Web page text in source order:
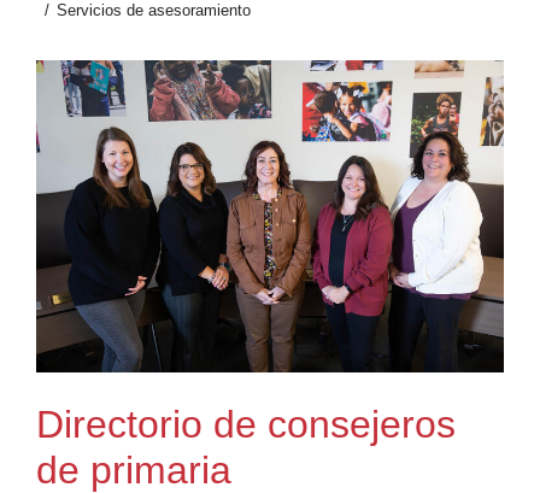
Servicios de asesoramiento
Directorio de consejeros
de primaria